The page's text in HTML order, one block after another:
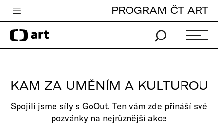
Česká televize
Zpravodajství
iVysílání
TV program
PROGRAM ČT ART
KAM ZA UMĚNÍM A KULTUROU
Spojili jsme síly s GoOut. Ten vám zde přináší své
pozvánky na nejrůznější akce